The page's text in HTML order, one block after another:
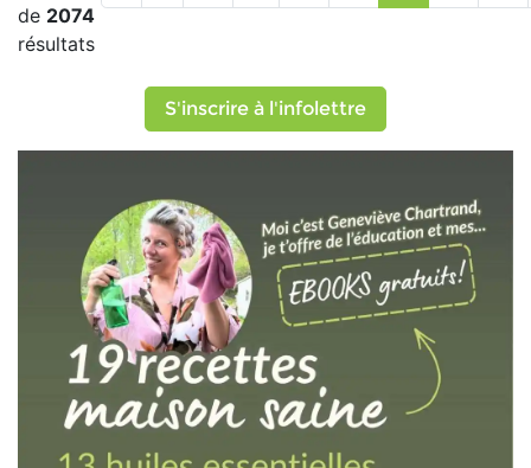
de 2074
résultats
S'inscrire à l'infolettre